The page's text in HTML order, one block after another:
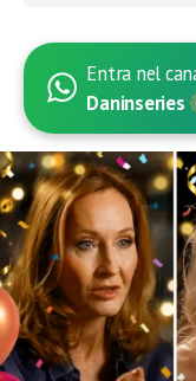
Entra nel
Daninseries